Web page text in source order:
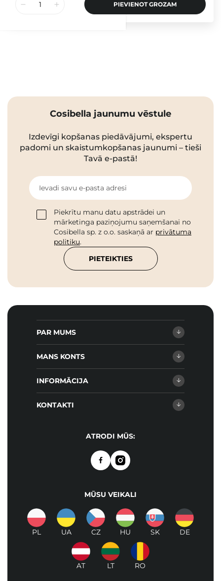
PIEVIENOT GROZAM
Cosibella jaunumu vēstule
Izdevīgi kopšanas piedāvājumi, ekspertu
padomi un skaistumkopšanas jaunumi – tieši
Tavā e-pastā!
Ievadi savu e-pasta adresi
Piekrītu manu datu apstrādei un
mārketinga paziņojumu saņemšanai no
Cosibella sp. z o.o. saskaņā ar privātuma
politiku.
PIETEIKTIES
PAR MUMS
MANS KONTS
INFORMĀCIJA
KONTAKTI
ATRODI MŪS:
MŪSU VEIKALI
PL UA CZ HU SK DE
AT LT RO